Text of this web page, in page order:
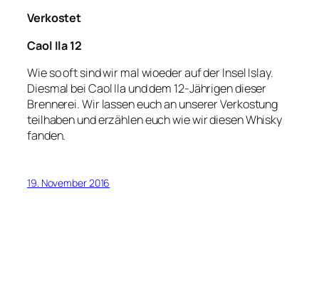
Verkostet
Caol Ila 12
Wie so oft sind wir mal wioeder auf der Insel Islay.
Diesmal bei Caol Ila und dem 12-Jährigen dieser
Brennerei. Wir lassen euch an unserer Verkostung
teilhaben und erzählen euch wie wir diesen Whisky
fanden.
19. November 2016